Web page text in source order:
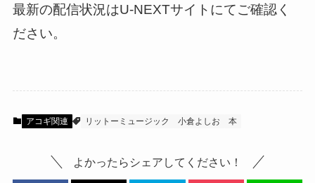
最新の配信状況はU-NEXTサイトにてご確認く
ださい。
アコギ関連 リットーミュージック 小倉よしお 本
よかったらシェアしてください！